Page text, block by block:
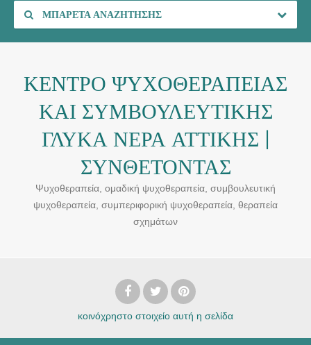
ΜΠΑΡΈΤΑ ΑΝΑΖΉΤΗΣΗΣ
ΚΕΝΤΡΟ ΨΥΧΟΘΕΡΑΠΕΙΑΣ
ΚΑΙ ΣΥΜΒΟΥΛΕΥΤΙΚΗΣ
ΓΛΥΚΑ ΝΕΡΑ ΑΤΤΙΚΗΣ |
ΣΥΝΘΕΤΟΝΤΑΣ
Ψυχοθεραπεία, ομαδική ψυχοθεραπεία, συμβουλευτική
ψυχοθεραπεία, συμπεριφορική ψυχοθεραπεία, θεραπεία
σχημάτων
κοινόχρηστο στοιχείο αυτή η σελίδα